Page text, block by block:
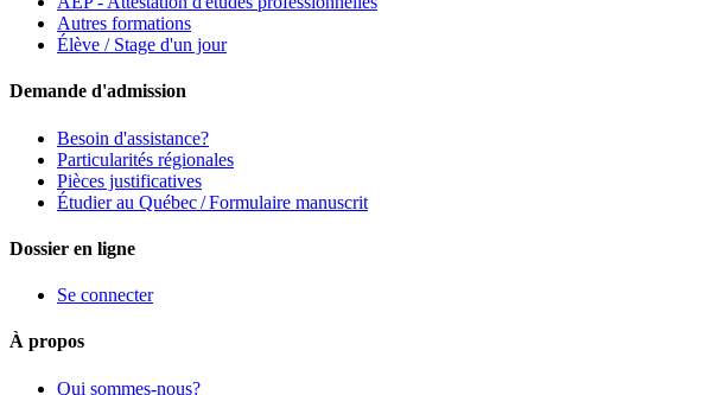
Autres formations
Élève / Stage d'un jour
Demande d'admission
Besoin d'assistance?
Particularités régionales
Pièces justificatives
Étudier au Québec / Formulaire manuscrit
Dossier en ligne
Se connecter
À propos
Qui sommes-nous?